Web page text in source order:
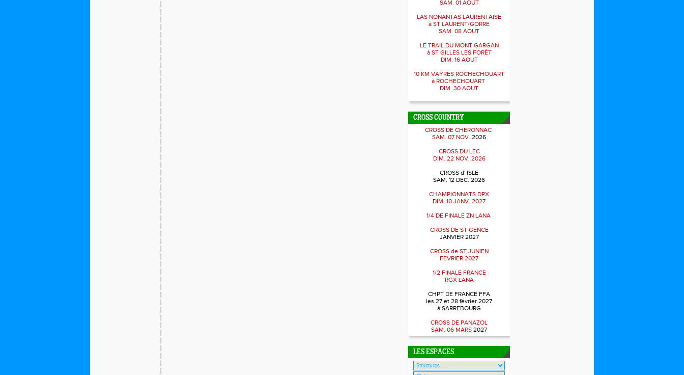
SAM. 01 AOUT
LAS NONANTAS LAURENTAISE
à ST LAURENT/GORRE
SAM. 08 AOUT
LE TRAIL DU MONT GARGAN
à ST GILLES LES FORÊT
DIM. 16 AOUT
10 KM VAYRES ROCHECHOUART
à ROCHECHOUART
DIM. 30 AOUT
CROSS COUNTRY
CROSS DE CHERONNAC
SAM. 07 NOV. 2026
CROSS DU LEC
DIM. 22 NOV. 2026
CROSS d' ISLE
SAM. 12 DEC. 2026
CHAMPIONNATS DPX
DIM. 10 JANV. 2027
1/4 DE FINALE ZN LANA
CROSS DE ST GENCE
JANVIER 2027
CROSS de ST JUNIEN
FEVRIER 2027
1/2 FINALE FRANCE
RGX LANA
CHPT DE FRANCE FFA
les 27 et 28 février 2027
à SARREBOURG
CROSS DE PANAZOL
SAM. 06 MARS 2027
LES ESPACES